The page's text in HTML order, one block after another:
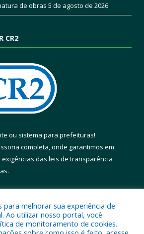
de obras 5 de agosto de 2026
CR2
ou sistema para prefeituras!
completa, onde garantimos em
das leis de transparência
para melhorar sua experiência de
Ao utilizar nosso portal, você
de monitoramento de cookies.